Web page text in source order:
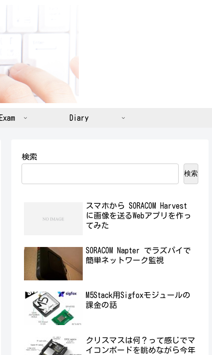
Diary
検索
検索
スマホから SORACOM Harvest
に画像を送るWebアプリを作っ
てみた
SORACOM Napter でラズパイで
簡単ネットワーク監視
M5Stack用Sigfoxモジュールの
課金の話
クリスマスは何？って感じでマ
イコンボードを眺めながら今年